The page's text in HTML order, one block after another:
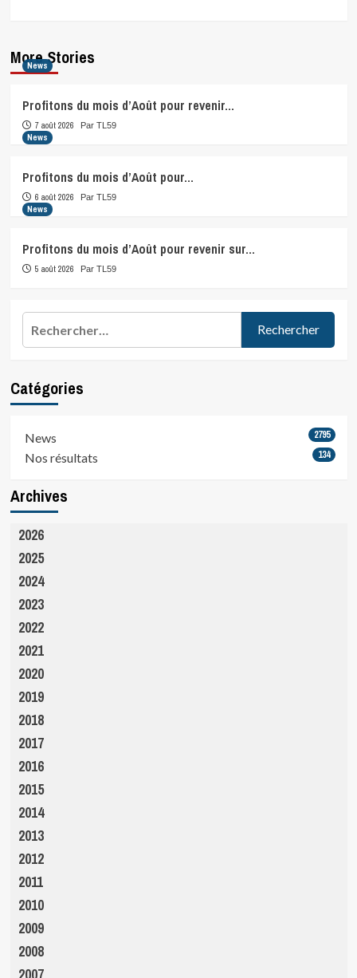
More Stories
News
Profitons du mois d’Août pour revenir…
7 août 2026 Par TL59
News
Profitons du mois d’Août pour…
6 août 2026 Par TL59
News
Profitons du mois d’Août pour revenir sur…
5 août 2026 Par TL59
Catégories
News 2795
Nos résultats 134
Archives
2026
2025
2024
2023
2022
2021
2020
2019
2018
2017
2016
2015
2014
2013
2012
2011
2010
2009
2008